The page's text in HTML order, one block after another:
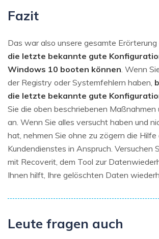
Fazit
Das war also unsere gesamte Erörterung
die letzte bekannte gute
Windows 10 booten können. Wenn
der Registry oder Systemfehlern haben,
die letzte bekannte gute
Sie die oben beschriebenen Maßnahmen
an. Wenn Sie alles versucht haben und
hat, nehmen Sie ohne zu zögern die
Kundendienstes in Anspruch. Versuchen
mit Recoverit, dem Tool zur
Ihnen hilft, Ihre gelöschten Daten
Leute fragen auch